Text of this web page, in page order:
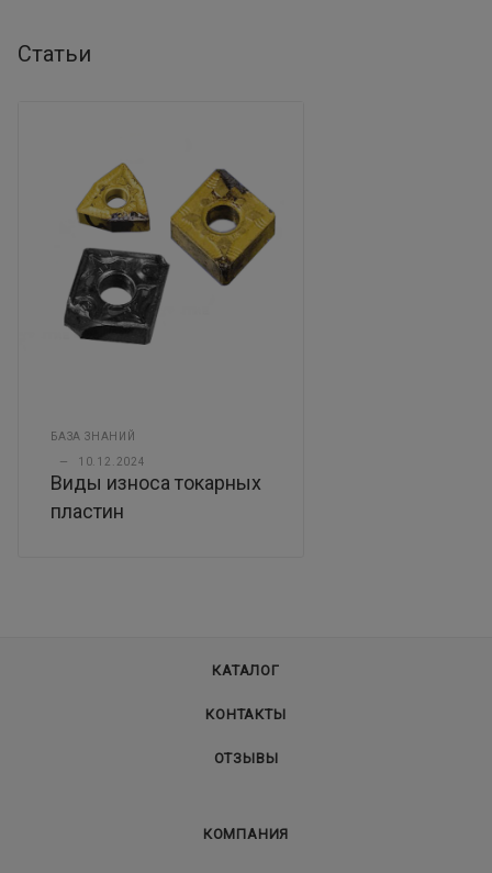
Статьи
БАЗА ЗНАНИЙ
— 10.12.2024
Виды износа токарных
пластин
КАТАЛОГ
КОНТАКТЫ
ОТЗЫВЫ
КОМПАНИЯ